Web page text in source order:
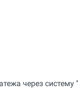
через систему